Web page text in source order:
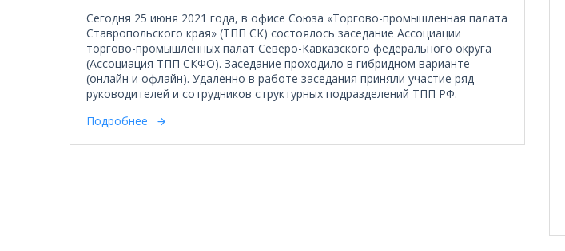
Сегодня 25 июня 2021 года, в офисе Союза «Торгово-промышленная палата
Ставропольского края» (ТПП СК) состоялось заседание Ассоциации
торгово-промышленных палат Северо-Кавказского федерального округа
(Ассоциация ТПП СКФО). Заседание проходило в гибридном варианте
(онлайн и офлайн). Удаленно в работе заседания приняли участие ряд
руководителей и сотрудников структурных подразделений ТПП РФ.
Подробнее